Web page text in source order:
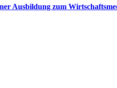
Ausbildung zum